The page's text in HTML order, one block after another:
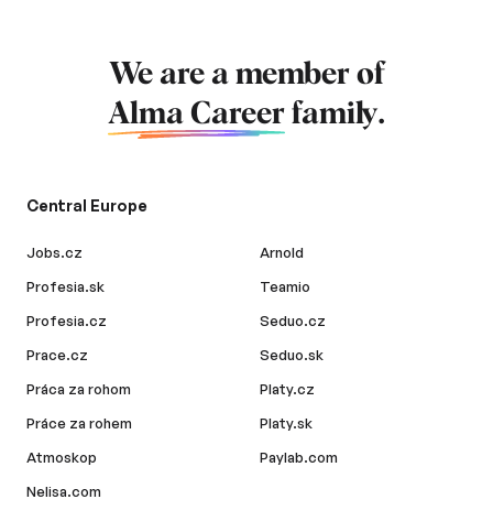
We are a member of
Alma Career family.
Central Europe
Jobs.cz
Profesia.sk
Profesia.cz
Prace.cz
Práca za rohom
Práce za rohem
Atmoskop
Nelisa.com
Arnold
Teamio
Seduo.cz
Seduo.sk
Platy.cz
Platy.sk
Paylab.com